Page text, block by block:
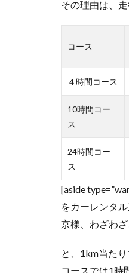
その理由は、
コース
４時間コース
10時間コー
ス
24時間コー
ス
[aside
をカーレンタ
京様、わざわ
と、1km当た
コースでは1時